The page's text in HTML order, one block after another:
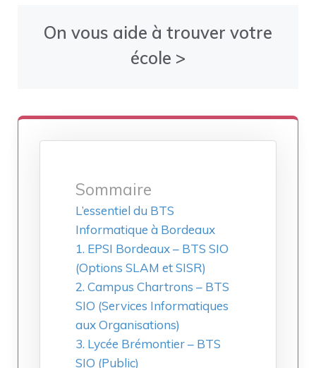
On vous aide à trouver votre
école >
Sommaire
L’essentiel du BTS
Informatique à Bordeaux
1. EPSI Bordeaux – BTS SIO
(Options SLAM et SISR)
2. Campus Chartrons – BTS
SIO (Services Informatiques
aux Organisations)
3. Lycée Brémontier – BTS
SIO (Public)